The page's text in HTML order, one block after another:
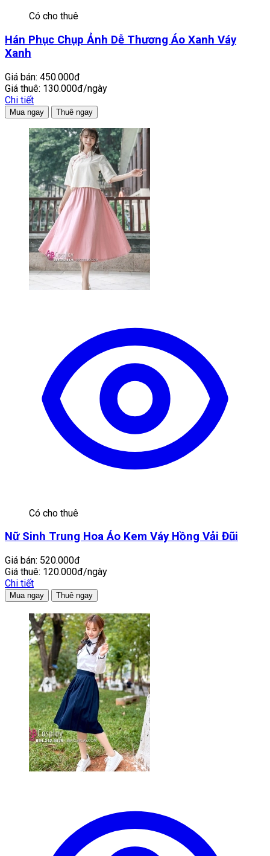
Có cho thuê
Hán Phục Chụp Ảnh Dễ Thương Áo Xanh Váy
Xanh
Giá bán: 450.000đ
Giá thuê: 130.000đ/ngày
Chi tiết
Mua ngay Thuê ngay
Có cho thuê
Nữ Sinh Trung Hoa Áo Kem Váy Hồng Vải Đũi
Giá bán: 520.000đ
Giá thuê: 120.000đ/ngày
Chi tiết
Mua ngay Thuê ngay